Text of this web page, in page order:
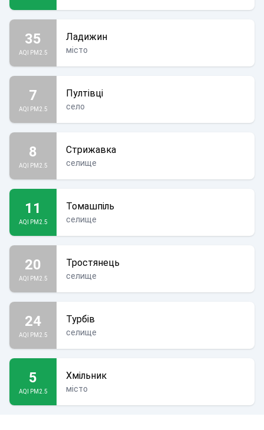
35
AQI PM2.5
Ладижин
місто
7
AQI PM2.5
Пултівці
село
8
AQI PM2.5
Стрижавка
селище
11
AQI PM2.5
Томашпіль
селище
20
AQI PM2.5
Тростянець
селище
24
AQI PM2.5
Турбів
селище
5
AQI PM2.5
Хмільник
місто